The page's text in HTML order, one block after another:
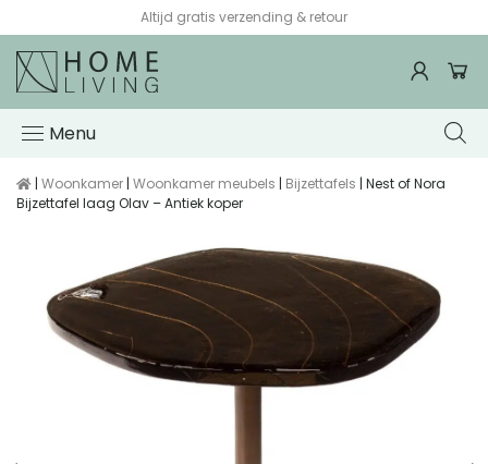
Voor 15:00 besteld, de volgende werkdag in huis*
Menu
| Woonkamer | Woonkamer meubels | Bijzettafels | Nest of Nora
Bijzettafel laag Olav – Antiek koper